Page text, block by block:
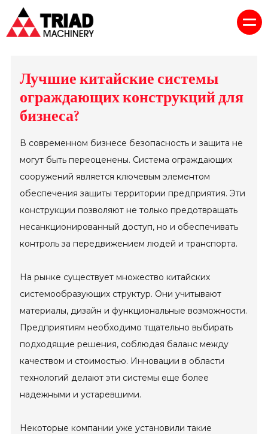
Лучшие китайские системы
ограждающих конструкций для
бизнеса?
В современном бизнесе безопасность и защита не
могут быть переоценены. Система ограждающих
сооружений является ключевым элементом
обеспечения защиты территории предприятия. Эти
конструкции позволяют не только предотвращать
несанкционированный доступ, но и обеспечивать
контроль за передвижением людей и транспорта.
На рынке существует множество китайских
системообразующих структур. Они учитывают
материалы, дизайн и функциональные возможности.
Предприятиям необходимо тщательно выбирать
подходящие решения, соблюдая баланс между
качеством и стоимостью. Инновации в области
технологий делают эти системы еще более
надежными и устаревшими.
Некоторые компании уже установили такие